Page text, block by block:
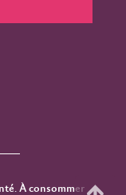
À consommer